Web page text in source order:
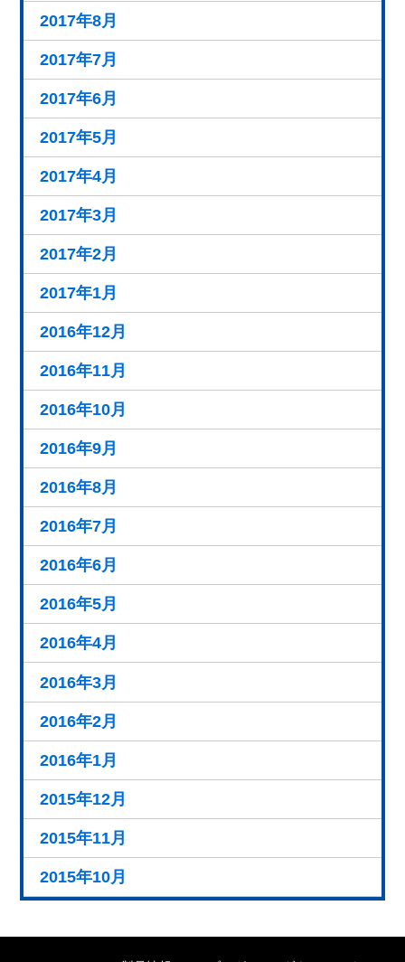
2017年8月
2017年7月
2017年6月
2017年5月
2017年4月
2017年3月
2017年2月
2017年1月
2016年12月
2016年11月
2016年10月
2016年9月
2016年8月
2016年7月
2016年6月
2016年5月
2016年4月
2016年3月
2016年2月
2016年1月
2015年12月
2015年11月
2015年10月